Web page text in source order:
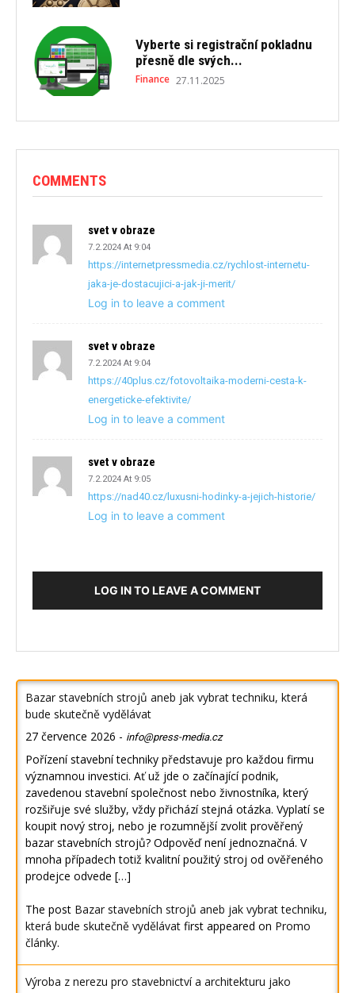
Vyberte si registrační pokladnu
přesně dle svých...
Finance 27.11.2025
COMMENTS
svet v obraze
7.2.2024 At 9:04
https://internetpressmedia.cz/rychlost-internetu-
jaka-je-dostacujici-a-jak-ji-merit/
Log in to leave a comment
svet v obraze
7.2.2024 At 9:04
https://40plus.cz/fotovoltaika-moderni-cesta-k-
energeticke-efektivite/
Log in to leave a comment
svet v obraze
7.2.2024 At 9:05
https://nad40.cz/luxusni-hodinky-a-jejich-historie/
Log in to leave a comment
LOG IN TO LEAVE A COMMENT
Bazar stavebních strojů aneb jak vybrat techniku, která
bude skutečně vydělávat
27 července 2026 - info@press-media.cz
Pořízení stavební techniky představuje pro každou firmu
významnou investici. Ať už jde o začínající podnik,
zavedenou stavební společnost nebo živnostníka, který
rozšiřuje své služby, vždy přichází stejná otázka. Vyplatí se
koupit nový stroj, nebo je rozumnější zvolit prověřený
bazar stavebních strojů? Odpověď není jednoznačná. V
mnoha případech totiž kvalitní použitý stroj od ověřeného
prodejce odvede […]
The post Bazar stavebních strojů aneb jak vybrat techniku,
která bude skutečně vydělávat first appeared on Promo
články.
Výroba z nerezu pro stavebnictví a architekturu jako